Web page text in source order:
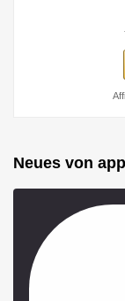
Neues von